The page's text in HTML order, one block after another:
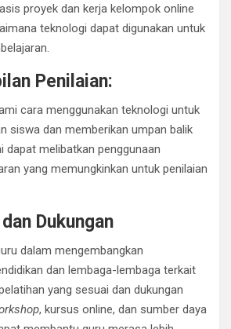
proyek dan kerja kelompok online
teknologi dapat digunakan untuk
Penilaian:
cara menggunakan teknologi untuk
siswa dan memberikan umpan balik
dapat melibatkan penggunaan
yang memungkinkan untuk penilaian
Dukungan
dalam mengembangkan
dan lembaga-lembaga terkait
yang sesuai dan dukungan
, kursus online, dan sumber daya